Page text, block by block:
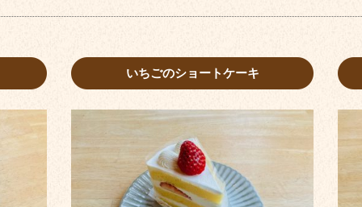
いちごのショートケーキ